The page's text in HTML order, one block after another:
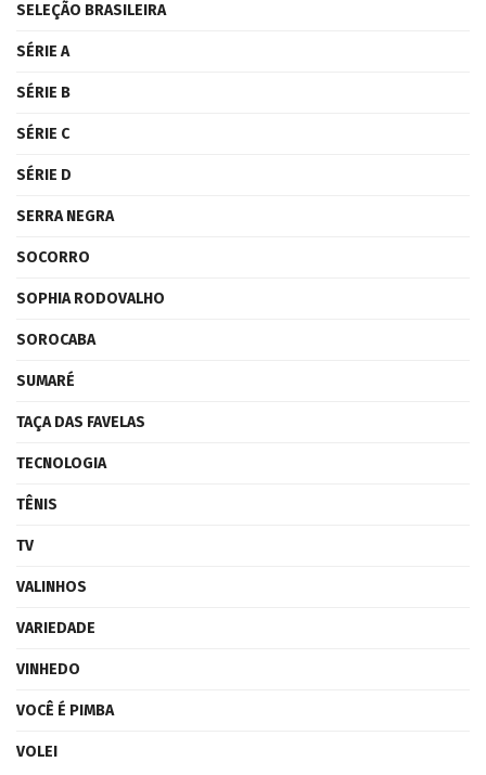
SELEÇÃO BRASILEIRA
SÉRIE A
SÉRIE B
SÉRIE C
SÉRIE D
SERRA NEGRA
SOCORRO
SOPHIA RODOVALHO
SOROCABA
SUMARÉ
TAÇA DAS FAVELAS
TECNOLOGIA
TÊNIS
TV
VALINHOS
VARIEDADE
VINHEDO
VOCÊ É PIMBA
VOLEI